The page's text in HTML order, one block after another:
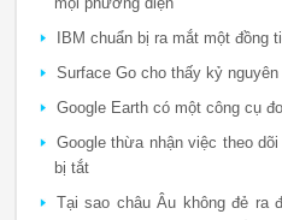
IBM chuẩn bị ra mắt một đồng
Surface Go cho thấy kỷ
Google Earth có một công cụ
Google thừa nhận việc theo
bị tắt
Tại sao châu Âu không đẻ ra